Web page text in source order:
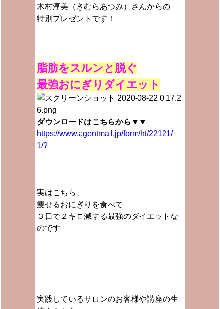
木村淳美（きむらあつみ）さんからの
特別プレゼントです！
脂肪をスルンと脱ぐ
最強おにぎりダイエット
ダウンロードはこちらから▼▼
https://www.agentmail.jp/form/ht/22121/
1/?
実はこちら、
痩せるおにぎりを食べて
３日で２キロ減する最強のダイエットな
のです
実践しているサロンのお客様や講座の生